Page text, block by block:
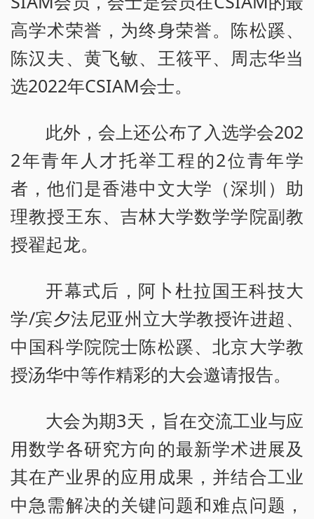
高学术荣誉，为终身荣誉。陈松蹊、
陈汉夫、黄飞敏、王筱平、周志华当
选2022年CSIAM会士。
此外，会上还公布了入选学会202
2年青年人才托举工程的2位青年学
者，他们是香港中文大学（深圳）助
理教授王东、吉林大学数学学院副教
授翟起龙。
开幕式后，阿卜杜拉国王科技大
学/宾夕法尼亚州立大学教授许进超、
中国科学院院士陈松蹊、北京大学教
授汤华中等作精彩的大会邀请报告。
大会为期3天，旨在交流工业与应
用数学各研究方向的最新学术进展及
其在产业界的应用成果，并结合工业
中急需解决的关键问题和难点问题，